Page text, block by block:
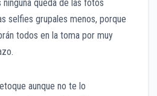
queda de las fotos
selfies grupales menos, porque
todos en la toma por muy
aunque no te lo